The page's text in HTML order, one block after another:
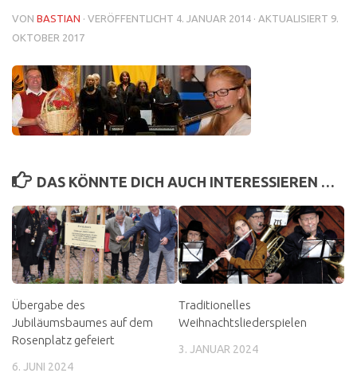
VON BASTIAN · VERÖFFENTLICHT 4. JANUAR 2014 · AKTUALISIERT 9.
OKTOBER 2017
DAS KÖNNTE DICH AUCH INTERESSIEREN …
Übergabe des
Jubiläumsbaumes auf dem
Rosenplatz gefeiert
6. JUNI 2024
Traditionelles
Weihnachtsliederspielen
3. JANUAR 2024